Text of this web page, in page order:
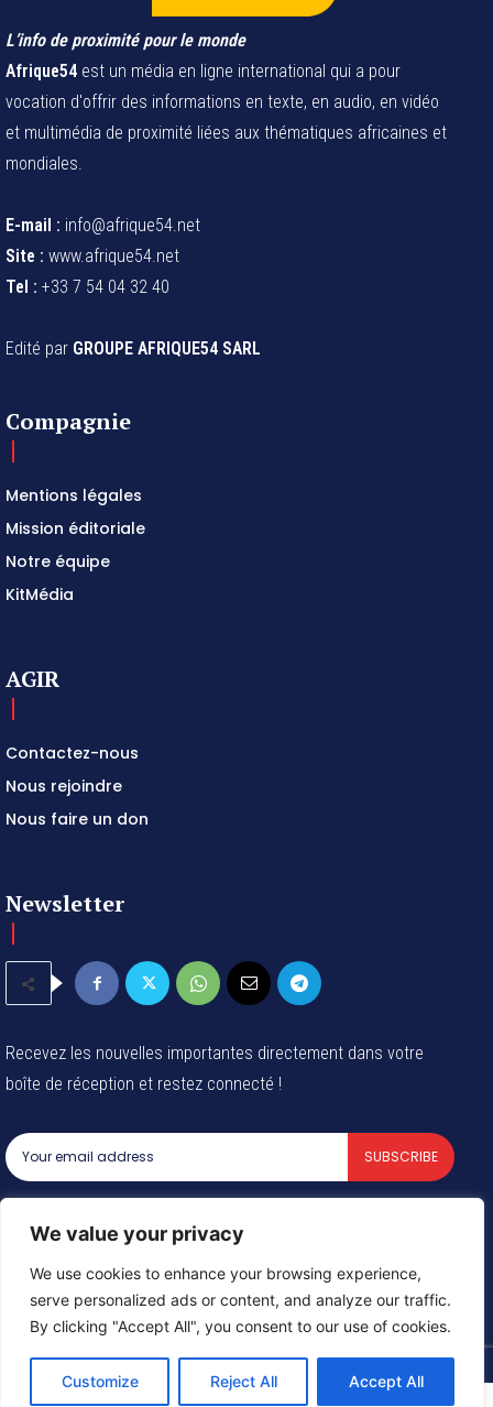
We value your privacy
We use cookies to enhance your browsing experience,
serve personalized ads or content, and analyze our traffic.
By clicking "Accept All", you consent to our use of cookies.
Customize Reject All Accept All
L’info de proximité pour le monde
Afrique54 est un média en ligne international qui a pour
vocation d'offrir des informations en texte, en audio, en vidéo
et multimédia de proximité liées aux thématiques africaines et
mondiales.
E-mail : info@afrique54.net
Site : www.afrique54.net
Tel : +33 7 54 04 32 40
Edité par GROUPE AFRIQUE54 SARL
Compagnie
Mentions légales
Mission éditoriale
Notre équipe
KitMédia
AGIR
Contactez-nous
Nous rejoindre
Nous faire un don
Newsletter
Recevez les nouvelles importantes directement dans votre
boîte de réception et restez connecté !
SUBSCRIBE
© 2024 Tous les droits reservés - Groupe Afrique54 SARL
Need help? Our team is just a message away